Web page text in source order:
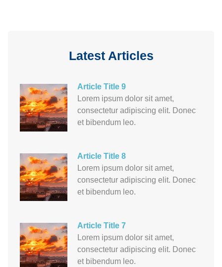
Latest Articles
Article Title 9
Lorem ipsum dolor sit amet,
consectetur adipiscing elit. Donec
et bibendum leo.
Article Title 8
Lorem ipsum dolor sit amet,
consectetur adipiscing elit. Donec
et bibendum leo.
Article Title 7
Lorem ipsum dolor sit amet,
consectetur adipiscing elit. Donec
et bibendum leo.